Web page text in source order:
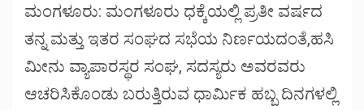
ಮಂಗಳೂರು: ಮಂಗಳೂರು ಧಕ್ಕೆಯಲ್ಲಿ ಪ್ರತೀ ವರ್ಷದ
ತನ್ನ ಮತ್ತು ಇತರ ಸಂಘದ ಸಭೆಯ ನಿರ್ಣಯದಂತೆ,ಹಸಿ
ಮೀನು ವ್ಯಾಪಾರಸ್ಥರ ಸಂಘ, ಸದಸ್ಯರು ಅವರವರು
ಆಚರಿಸಿಕೊಂಡು ಬರುತ್ತಿರುವ ಧಾರ್ಮಿಕ ಹಬ್ಬ ದಿನಗಳಲ್ಲಿ